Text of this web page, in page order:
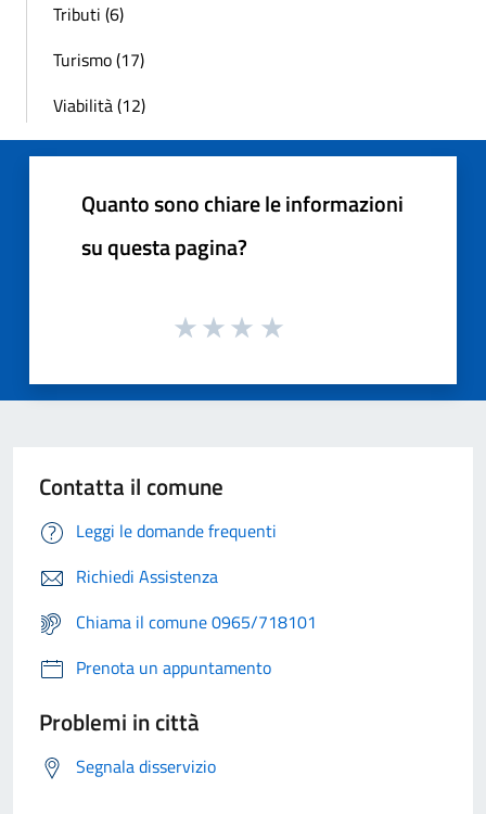
Tributi (6)
Turismo (17)
Viabilità (12)
Quanto sono chiare le informazioni
su questa pagina?
Contatta il comune
Leggi le domande frequenti
Richiedi Assistenza
Chiama il comune 0965/718101
Prenota un appuntamento
Problemi in città
Segnala disservizio